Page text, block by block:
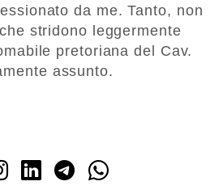
da me. Tanto, non
stridono leggermente
pretoriana del Cav.
assunto.